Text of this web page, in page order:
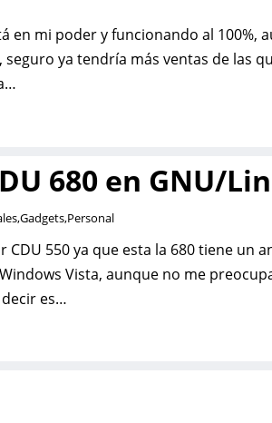
en mi poder y funcionando al 100%,
ya tendría más ventas de las
680 en GNU/
,Gadgets,Personal
550 ya que esta la 680 tiene un
Vista, aunque no me
es…